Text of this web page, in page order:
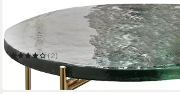
Couchtisch
50 x 40 x 50 cm
(2)
172,35 €
in 5-6 Werktagen bei dir